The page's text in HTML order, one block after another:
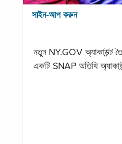
সাইন-আপ করুন
নতুন NY.GOV অ্যাকাউন্ট
একটি SNAP অতিথি